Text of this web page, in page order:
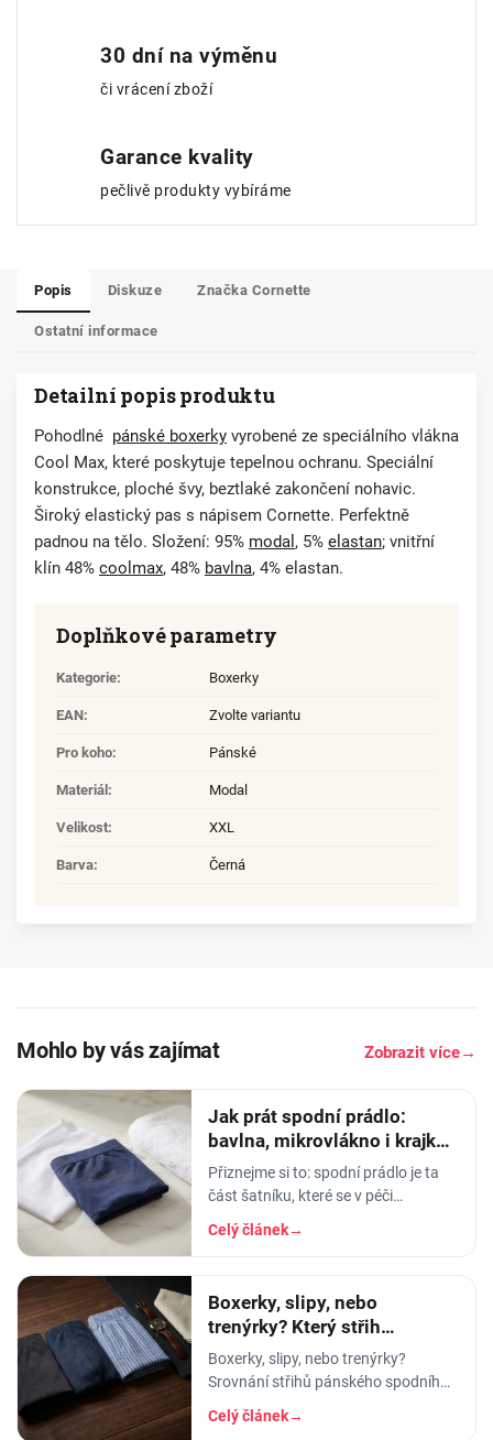
30 dní na výměnu
či vrácení zboží
Garance kvality
pečlivě produkty vybíráme
Popis Diskuze Značka Cornette
Ostatní informace
Detailní popis produktu
Pohodlné pánské boxerky vyrobené ze speciálního vlákna
Cool Max, které poskytuje tepelnou ochranu. Speciální
konstrukce, ploché švy, beztlaké zakončení nohavic.
Široký elastický pas s nápisem Cornette. Perfektně
padnou na tělo. Složení: 95% modal , 5% elastan; vnitřní
klín 48% coolmax, 48% bavlna, 4% elastan.
Doplňkové parametry
Kategorie: Boxerky
EAN: Zvolte variantu
Pro koho: Pánské
Materiál : Modal
Velikost: XXL
Barva: Černá
Mohlo by vás zajímat Zobrazit více→
Jak prát spodní prádlo:
bavlna, mikrovlákno i krajka,
aby vydrželo
Přiznejme si to: spodní prádlo je ta
část šatníku, které se v péči
věnujeme nejmíň. Hodíme ho do
pračky se vším ostatním, dáme
Celý článek→
Boxerky, slipy, nebo
trenýrky? Který střih
pánského prádla vybrat
Boxerky, slipy, nebo trenýrky?
Srovnání střihů pánského spodního
prádla - pohodlí, opora, pod jaké
kalhoty a na jakou příležitost se
Celý článek→